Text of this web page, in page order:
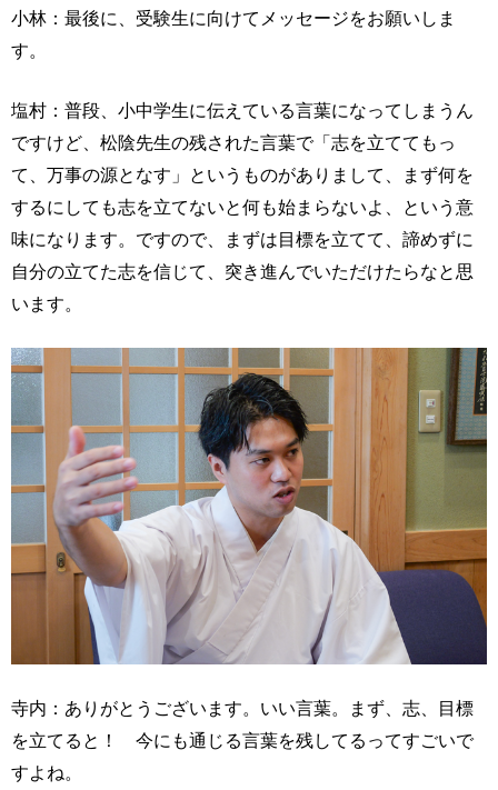
小林：最後に、受験生に向けてメッセージをお願いしま
す。
塩村：普段、小中学生に伝えている言葉になってしまうん
ですけど、松陰先生の残された言葉で「志を立ててもっ
て、万事の源となす」というものがありまして、まず何を
するにしても志を立てないと何も始まらないよ、という意
味になります。ですので、まずは目標を立てて、諦めずに
自分の立てた志を信じて、突き進んでいただけたらなと思
います。
寺内：ありがとうございます。いい言葉。まず、志、目標
を立てると！ 今にも通じる言葉を残してるってすごいで
すよね。